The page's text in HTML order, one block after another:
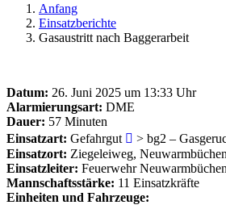
Anfang
Einsatzberichte
Gasaustritt nach Baggerarbeit
Datum: 26. Juni 2025 um 13:33 Uhr
Alarmierungsart: DME
Dauer: 57 Minuten
Einsatzart: Gefahrgut
> bg2 –
Einsatzort: Ziegeleiweg, Neuwarmbüchen
Einsatzleiter: Feuerwehr Neuwarmbüchen
Mannschaftsstärke: 11 Einsatzkräfte
Einheiten und Fahrzeuge: